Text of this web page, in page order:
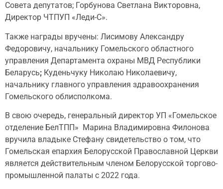
Совета депутатов; Горбунова Светлана Викторовна,
Директор ЧТПУП «Леди-С».
Также награды вручены: Лисимову Александру
Федоровичу, начальнику Гомельского областного
управления Департамента охраны МВД Республики
Беларусь; Куденьчуку Николаю Николаевичу,
начальнику главного управления здравоохранения
Гомельского облисполкома.
В свою очередь, генеральный директор УП «Гомельское
отделение БелТПП» Марина Владимировна Филонова
вручила владыке Стефану свидетельство о том, что
Гомельская епархия Белорусской Православной Церкви
является действительным членом Белорусской торгово-
промышленной палаты с 2022 года.